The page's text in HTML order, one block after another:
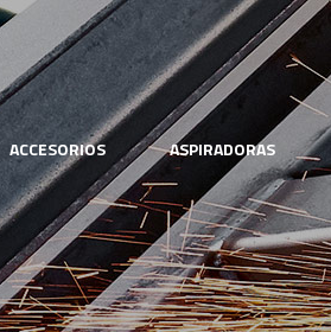
ACCESORIOS ASPIRADORAS